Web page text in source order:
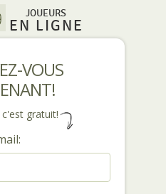
JOUEURS
EN LIGNE
VOUS
gratuit!